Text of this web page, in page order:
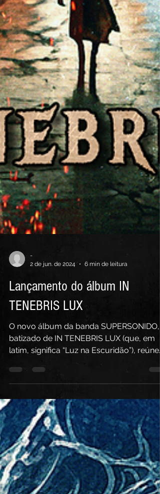
-
2 de jun. de 2024
Lançamento do álbum IN
TENEBRIS LUX
O novo álbum da banda SUPERSONIDO,
batizado de IN TENEBRIS LUX (que, em
ainda inéditas ordenadas de forma lírica,
um drama de conflitos universais em um
mundo onde a dualidade entre o bem e o
mal se faz presente de forma cada vez
mais concisa, abordando conceitos
espiritualistas na busca da salvação
humana pela iluminação entre as
condições trevosas da escuridão.